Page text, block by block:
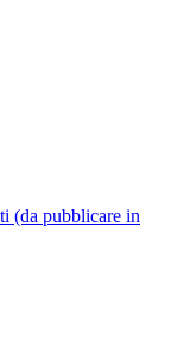
(da pubblicare in